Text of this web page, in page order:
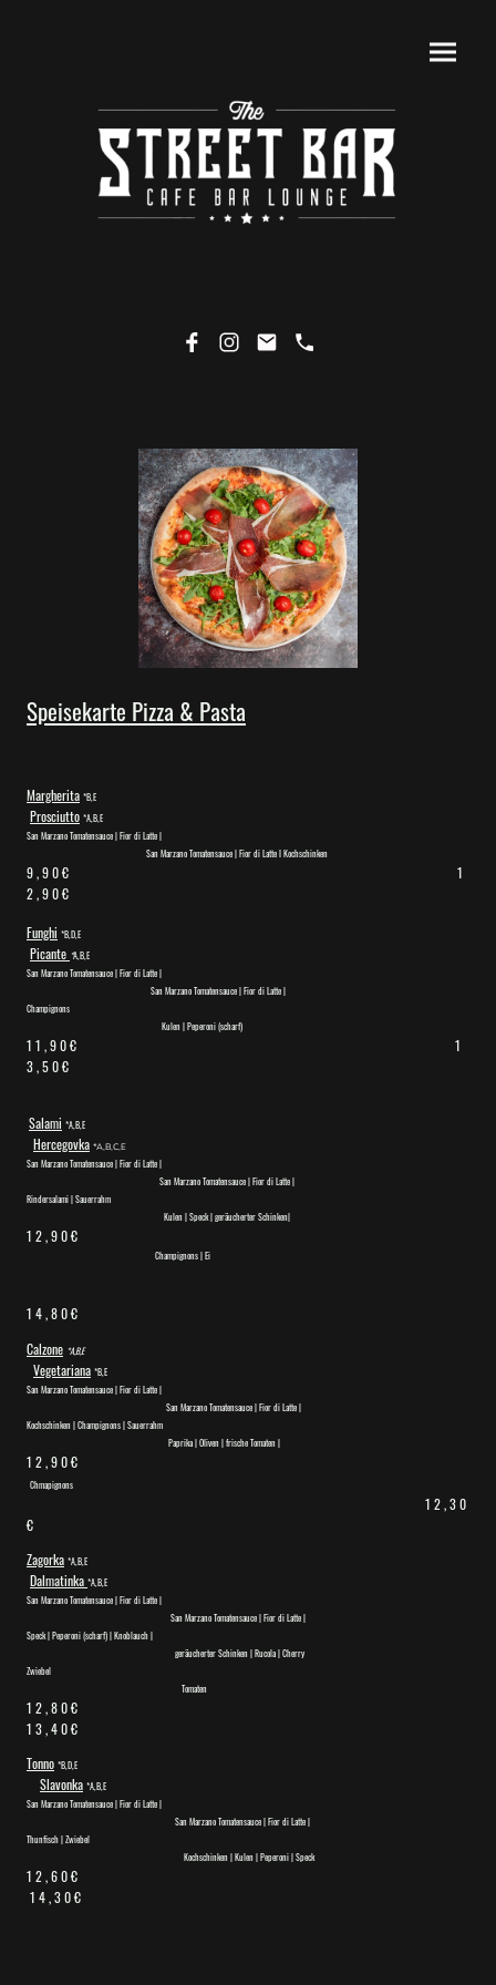
Speisekarte Pizza & Pasta
Margherita *B,E
Prosciutto *A,B,E
San Marzano Tomatensauce | Fior di Latte |
San Marzano Tomatensauce | Fior di Latte I Kochschinken
9 , 9 0 €
1
2 , 9 0 €
Funghi *B,D,E
Picante *A,B,E
San Marzano Tomatensauce | Fior di Latte |
San Marzano Tomatensauce | Fior di Latte |
Champignons
Kulen | Peperoni (scharf)
1 1 , 9 0 € 1
3 , 5 0 €
Salami *A,B,E
Hercegovka *A,B,C,E
San Marzano Tomatensauce | Fior di Latte |
San Marzano Tomatensauce | Fior di Latte |
Rindersalami | Sauerrahm
Kulen | Speck | geräucherter Schinken|
1 2 , 9 0 €
Champignons | Ei
1 4 , 8 0 €
Calzone *A,B,E
Vegetariana *B,E
San Marzano Tomatensauce | Fior di Latte |
San Marzano Tomatensauce | Fior di Latte |
Kochschinken | Champignons | Sauerrahm
Paprika | Oliven | frische Tomaten |
1 2 , 9 0 €
Chmapignons
1 2 , 3 0
€
Zagorka *A,B,E
Dalmatinka *A,B,E
San Marzano Tomatensauce | Fior di Latte |
San Marzano Tomatensauce | Fior di Latte |
Speck | Peperoni (scharf) | Knoblauch |
geräucherter Schinken | Rucola | Cherry
Zwiebel
Tomaten
1 2 , 8 0 €
1 3 , 4 0 €
Tonno *B,D,E
Slavonka *A,B,E
San Marzano Tomatensauce | Fior di Latte |
San Marzano Tomatensauce | Fior di Latte |
Thunfisch | Zwiebel
Kochschinken | Kulen | Peperoni | Speck
1 2 , 6 0 €
1 4 , 3 0 €